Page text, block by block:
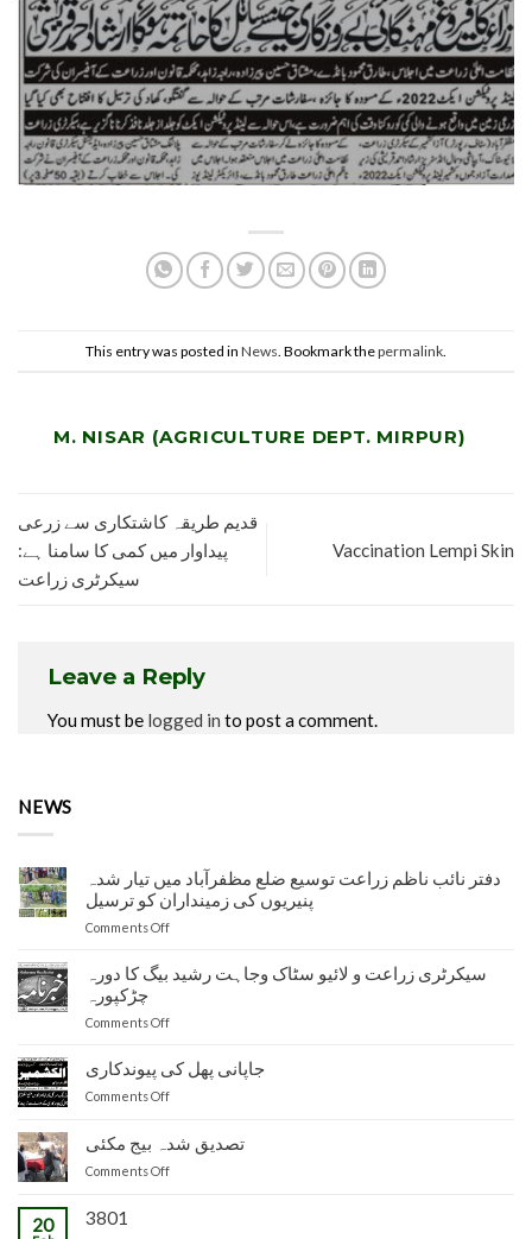
This entry was posted in News . Bookmark thepermalink
M. NISAR (AGRICULTURE DEPT. MIRPUR)
قدیم طریقہ کاشتکاری سے زرعی
پیداوار میں کمی کا سامنا ہے:
سیکرٹری زراعت
Vaccination Lempi Skin
Leave a Reply
You must be logged in to post a comment.
NEWS
دفتر نائب ناظم زراعت توسیع ضلع مظفرآباد میں تیار شدہ
پنیریوں کی زمینداران کو ترسیل
Comments Offon
ناظم
توسیع
مظفرآباد
پنیریوں
کی
سیکرٹری زراعت و لائیو سٹاک وجاہت رشید بیگ کا دورہ
چڑکپورہ
Comments Offon
زراعت
و
وجاہت
جاپانی پھل کی پیوندکاری
Comments Offon
کی
پیوندکاری
تصدیق شدہ بیج مکئی
Comments Offon
20 3801